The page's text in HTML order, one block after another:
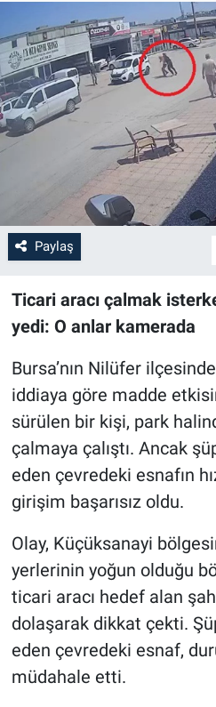
Paylaş
Ticari aracı çalmak
yedi: O anlar kamerada
Bursa’nın Nilüfer
iddiaya göre madde
sürülen bir kişi, park
çalmaya çalıştı. Ancak
eden çevredeki esnafın
girişim başarısız oldu.
Olay, Küçüksanayi
yerlerinin yoğun olduğu
ticari aracı hedef alan
dolaşarak dikkat çekti.
eden çevredeki esnaf,
müdahale etti.
Bursaspor
Gündem
Sağlık
Eğitim
Ekonomi
Dünya
Magazin
Siyaset
Yaşam
Spor
Nöbetçi Eczaneler
Son Dakika Haberleri
Haber Arşivi